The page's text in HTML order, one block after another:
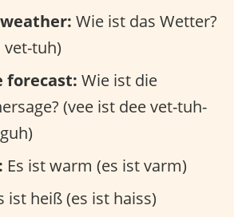
weather: Wie ist das Wetter?
vet-tuh)
forecast: Wie ist die
(vee ist dee vet-tuh-
Es ist warm (es ist varm)
ist heiß (es ist haiss)